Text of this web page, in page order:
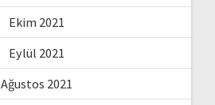
Ekim 2021
Eylül 2021
Ağustos 2021